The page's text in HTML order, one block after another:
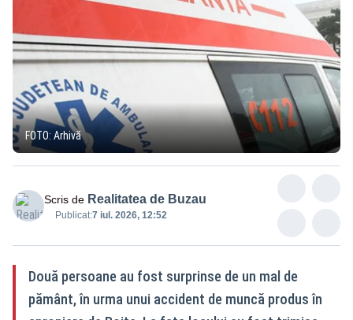
FOTO: Arhivă
Scris de Realitatea de Buzau
Publicat:7 iul. 2026, 12:52
Două persoane au fost surprinse de un mal de
pământ, în urma unui accident de muncă produs în